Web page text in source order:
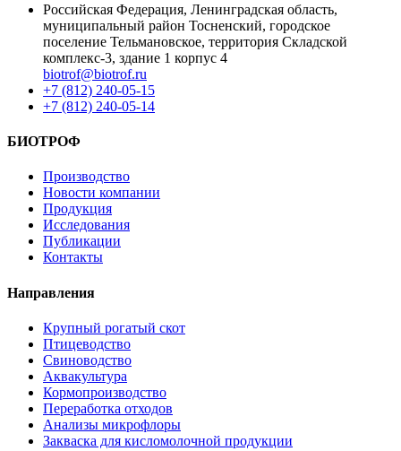
Российская Федерация, Ленинградская область,
муниципальный район Тосненский, городское
поселение Тельмановское, территория Складской
комплекс-3, здание 1 корпус 4
biotrof@biotrof.ru
+7 (812) 240-05-15
+7 (812) 240-05-14
БИОТРОФ
Производство
Новости компании
Продукция
Исследования
Публикации
Контакты
Направления
Крупный рогатый скот
Птицеводство
Свиноводство
Аквакультура
Кормопроизводство
Переработка отходов
Анализы микрофлоры
Закваска для кисломолочной продукции